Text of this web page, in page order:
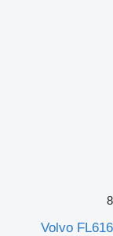
8
Volvo FL616